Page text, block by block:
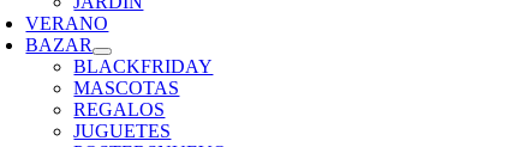
VERANO
BAZAR
BLACKFRIDAY
MASCOTAS
REGALOS
JUGUETES